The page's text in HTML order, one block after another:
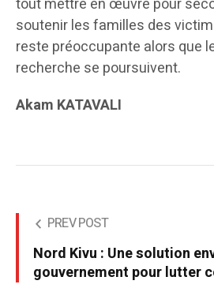
soutenir les familles des
reste préoccupante alors que
recherche se poursuivent.
Akam KATAVALI
PREV POST
Nord Kivu : Une solution
gouvernement pour lutter